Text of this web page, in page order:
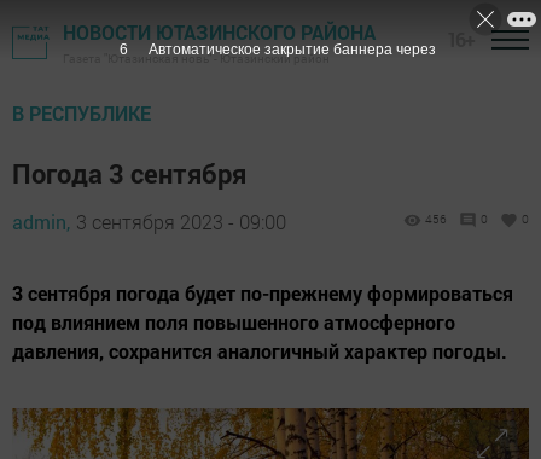
НОВОСТИ ЮТАЗИНСКОГО РАЙОНА
Газета "Ютазинская новь" - Ютазинский район
В РЕСПУБЛИКЕ
Погода 3 сентября
admin, 3 сентября 2023 - 09:00 456 0 0
3 сентября погода будет по-прежнему формироваться
под влиянием поля повышенного атмосферного
давления, сохранится аналогичный характер погоды.
5 Автоматическое закрытие баннера через